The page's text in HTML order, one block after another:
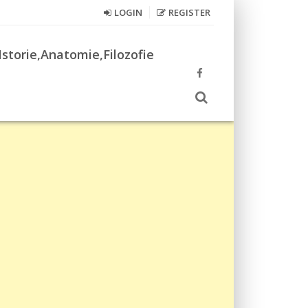
LOGIN REGISTER